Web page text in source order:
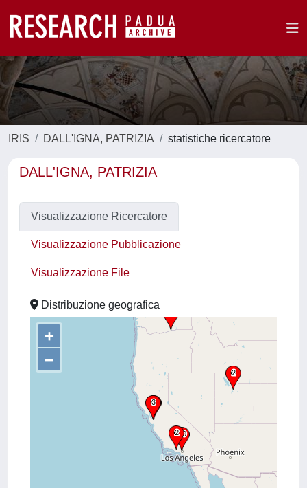
IRIS DALL'IGNA, PATRIZIA statistiche ricercatore
DALL'IGNA, PATRIZIA
Visualizzazione Ricercatore
Visualizzazione Pubblicazione
Visualizzazione File
Distribuzione geografica
+
–